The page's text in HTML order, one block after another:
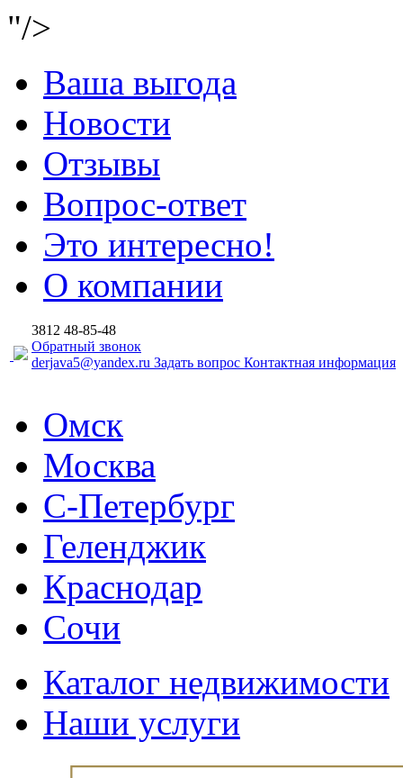
"/>
Ваша выгода
Новости
Отзывы
Вопрос-ответ
Это интересно!
О компании
3812 48-85-48
Обратный звонок
derjava5@yandex.ru Задать вопрос Контактная информация
Омск
Москва
С-Петербург
Геленджик
Краснодар
Сочи
Каталог недвижимости
Наши услуги